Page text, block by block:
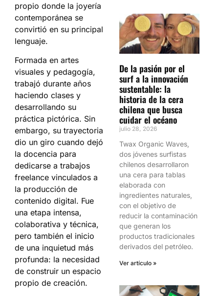
propio donde la joyería
contemporánea se
convirtió en su principal
lenguaje.
Formada en artes
visuales y pedagogía,
trabajó durante años
haciendo clases y
desarrollando su
práctica pictórica. Sin
embargo, su trayectoria
dio un giro cuando dejó
la docencia para
dedicarse a trabajos
freelance vinculados a
la producción de
contenido digital. Fue
una etapa intensa,
colaborativa y técnica,
pero también el inicio
de una inquietud más
profunda: la necesidad
de construir un espacio
propio de creación.
De la pasión por el
surf a la innovación
sustentable: la
historia de la cera
chilena que busca
cuidar el océano
julio 28, 2026
Twax Organic Waves,
dos jóvenes surfistas
chilenos desarrollaron
una cera para tablas
elaborada con
ingredientes naturales,
con el objetivo de
reducir la contaminación
que generan los
productos tradicionales
derivados del petróleo.
Ver artículo »